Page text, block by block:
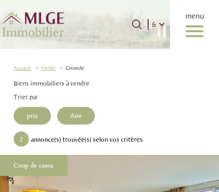
menu
fr
Accueil
Accueil Vente Gironde
Biens immobiliers à vendre
Trier par
prix date
2 annonce(s) trouvée(s) selon vos critères
Coup de coeur